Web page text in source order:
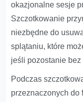
okazjonalne sesje
Szczotkowanie
niezbędne do
splątaniu, które
jeśli pozostanie bez
Podczas
przeznaczonych do